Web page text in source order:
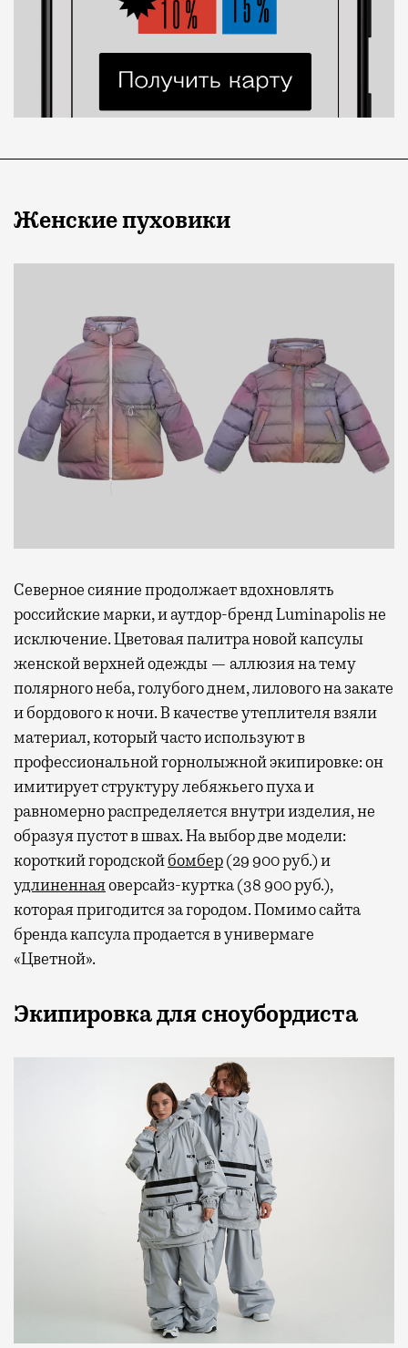
Женские пуховики
Северное сияние продолжает вдохновлять
российские марки, и аутдор-бренд Luminapolis не
исключение. Цветовая палитра новой капсулы
женской верхней одежды — аллюзия на тему
полярного неба, голубого днем, лилового на закате
и бордового к ночи. В качестве утеплителя взяли
материал, который часто используют в
профессиональной горнолыжной экипировке: он
имитирует структуру лебяжьего пуха и
равномерно распределяется внутри изделия, не
образуя пустот в швах. На выбор две модели:
короткий городскойбомбер(29 900 руб.) и
удлиненнаяоверсайз-куртка (38 900 руб.),
которая пригодится за городом. Помимо сайта
бренда капсула продается в универмаге
«Цветной».
Экипировка для сноубордиста